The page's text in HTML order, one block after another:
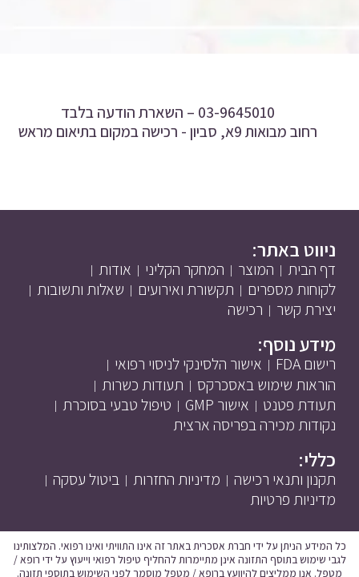
03-9645010 –
השארת הודעה בלבד
רחוב מבואות 9א, סביון - רכישה במקום בתיאום מראש
ניווט באתר:
דף הבית המוצר המחקר הקליני
אודות
לקוחות מספרים
תקשורת ואירועים
שאלות ותשובות
יצירת קשר
רכישה
מידע נוסף:
רישום FDA
אישור הלסינקי לניסוי רפואי
הוראות שימוש באסכרקס
תעודות כשרות
תעודת פטנט
אישור GMP
טיפול טבעי בסוכרת
נקודות מכירה בפריסה ארצית
כללי:
תקנון ותנאי רכישה מדיניות החזרות
ביטול עסקה
מדיניות פרטיות
כל המידע הניתן על ידי חברת אסכרית באתר זה אינו התוויתי ואינו רפואי. המלצותינו
לגבי שימוש בתוסף התזונה אינן מתיימרות להחליף טיפול רפואי וייעוץ על ידי רופא /
מטפל. אנו ממליצים להיוועץ ברופא / מטפל מוסמך לפני השימוש בתוספי תזונה.